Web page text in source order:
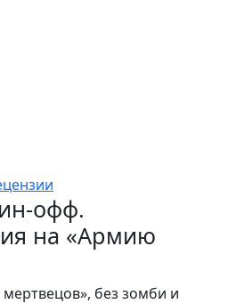
офф.
на «Армию
без зомби и